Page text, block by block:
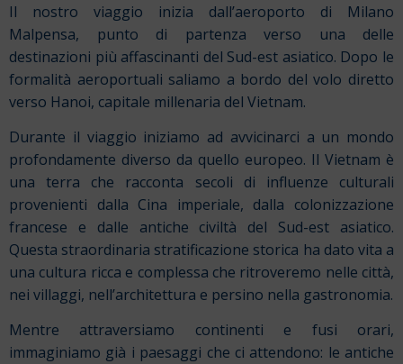
Il nostro viaggio inizia dall’aeroporto di Milano
Malpensa, punto di partenza verso una delle
destinazioni più affascinanti del Sud-est asiatico. Dopo le
formalità aeroportuali saliamo a bordo del volo diretto
verso Hanoi, capitale millenaria del Vietnam.
Durante il viaggio iniziamo ad avvicinarci a un mondo
profondamente diverso da quello europeo. Il Vietnam è
una terra che racconta secoli di influenze culturali
provenienti dalla Cina imperiale, dalla colonizzazione
francese e dalle antiche civiltà del Sud-est asiatico.
Questa straordinaria stratificazione storica ha dato vita a
una cultura ricca e complessa che ritroveremo nelle città,
nei villaggi, nell’architettura e persino nella gastronomia.
Mentre attraversiamo continenti e fusi orari,
immaginiamo già i paesaggi che ci attendono: le antiche